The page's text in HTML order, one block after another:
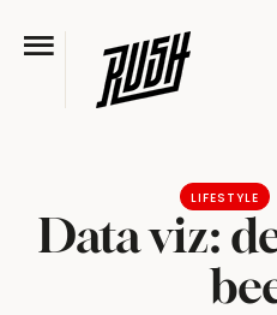
LIFESTYLE
Data viz: